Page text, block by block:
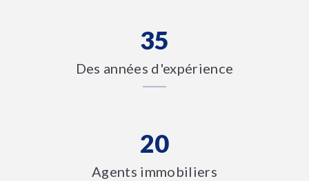
35
Des années d'expérience
20
Agents immobiliers